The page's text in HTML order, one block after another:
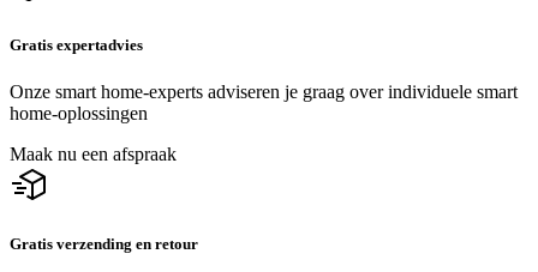
Gratis expertadvies
Onze smart home-experts adviseren je graag over individuele smart
home-oplossingen
Maak nu een afspraak
Gratis verzending en retour